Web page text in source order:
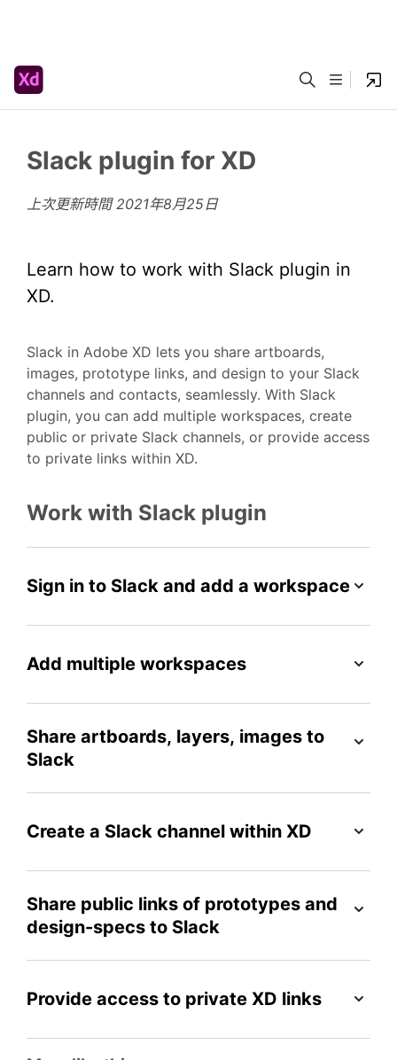
Slack plugin for XD
上次更新時間2021年8月25日
Learn how to work with Slack plugin in
XD.
Slack in Adobe XD lets you share artboards,
images, prototype links, and design to your Slack
channels and contacts, seamlessly. With Slack
plugin, you can add multiple workspaces, create
public or private Slack channels, or provide access
to private links within XD.
Work with Slack plugin
Sign in to Slack and add a workspace
Add multiple workspaces
Share artboards, layers, images to
Slack
Create a Slack channel within XD
Share public links of prototypes and
design-specs to Slack
Provide access to private XD links